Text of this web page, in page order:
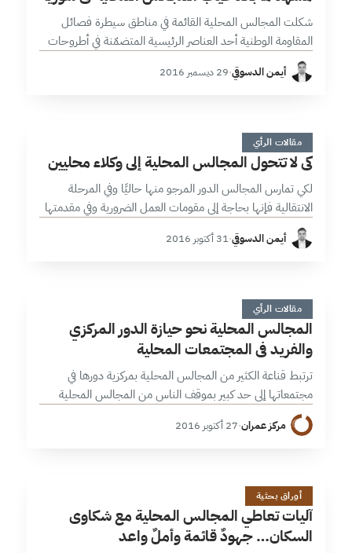
شكلت المجالس المحلية القائمة في مناطق سيطرة فصائل
المقاومة الوطنية أحد العناصر الرئيسية المتضمّنة في أطروحات
الحل السياسي المجمّد، وفي الترتيبات المرافقة لاتفاقيات
التفاوض المحلي الجارية، إلا أن حضورها فيما…
أيمن الدسوقي·29 ديسمبر 2016
ك4 دقائق
مقالات الرأي
كي لا تتحول المجالس المحلية إلى وكلاء محليين
لكي تمارس المجالس الدور المرجو منها حاليًا وفي المرحلة
الانتقالية فإنها بحاجة إلى مقومات العمل الضرورية وفي مقدمتها
توفر التمويل واستقراره، فبقدر ما تتوافر للمجالس موارد مالية
متنوعة ومستقرة، فإنها…
أيمن الدسوقي·31 أكتوبر 2016
ا7 دقائق
مقالات الرأي
المجالس المحلية نحو حيازة الدور المركزي
والفريد في المجتمعات المحلية
ترتبط قناعة الكثير من المجالس المحلية بمركزية دورها في
مجتمعاتها إلى حد كبير بموقف الناس من المجالس المحلية
والدور المركزي والفريد الذي تلعبه كون أن خياراتهم تجاه
الاحتياجات التي تلبيها…
مركز عمران·27 أكتوبر 2016
آ
14 دقائق
أوراق بحثية
آليات تعاطي المجالس المحلية مع شكاوى
السكان… جهودٌ قائمة وأملٌ واعد